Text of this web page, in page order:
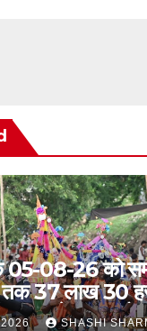
05-08-26 को
37 लाख 30
अपने गंतव्य को
2026 SHASHI